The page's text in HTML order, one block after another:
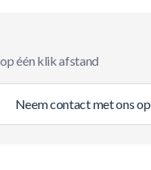
één klik afstand
Neem contact met ons op